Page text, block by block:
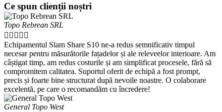
Ce spun clienții noștri
Topo Rebrean SRL
    
Echipamentul Slam Share S10 ne-a redus semnificativ timpul
necesar pentru măsurătorile fațadelor și ale releveelor interioare. Am
câștigat timp, am redus costurile și am simplificat procesele, fără să
compromitem calitatea. Suportul oferit de echipă a fost prompt,
precis și foarte bine structurat după nevoile noastre. O colaborare
excelentă, pe care o recomandăm cu încredere!
General Topo West